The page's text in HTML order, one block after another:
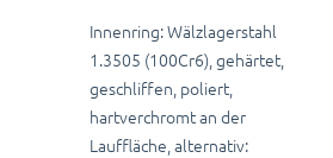
Innenring: Wälzlagerstahl
1.3505 (100Cr6), gehärtet,
geschliffen, poliert,
hartverchromt an der
Lauffläche, alternativ: